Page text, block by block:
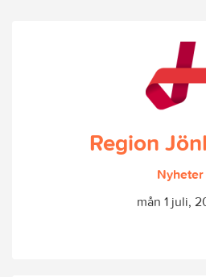
Region
Nyheter
mån 1 juli,